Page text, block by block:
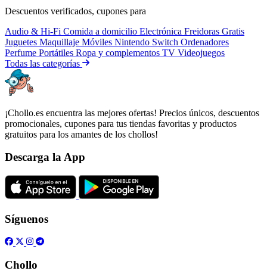
Descuentos verificados, cupones para
Audio & Hi-Fi Comida a domicilio Electrónica Freidoras Gratis
Juguetes Maquillaje Móviles Nintendo Switch Ordenadores
Perfume Portátiles Ropa y complementos TV Videojuegos
Todas las categorías
¡Chollo.es encuentra las mejores ofertas! Precios únicos, descuentos
promocionales, cupones para tus tiendas favoritas y productos
gratuitos para los amantes de los chollos!
Descarga la App
Síguenos
Chollo